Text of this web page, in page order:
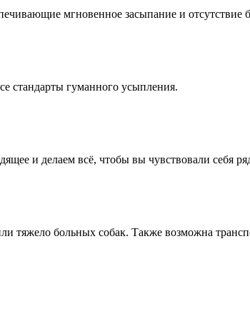
мгновенное засыпание и
стандарты гуманного усыпления.
и делаем всё, чтобы вы чувствовали себя
тяжело больных собак. Также возможна